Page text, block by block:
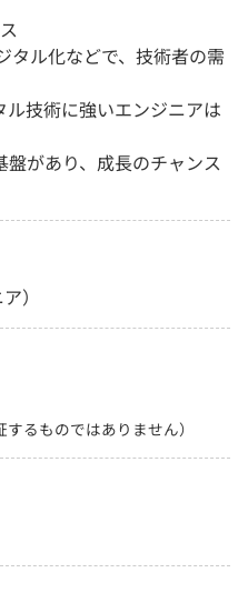
タル化などで、技術者の需
技術に強いエンジニアは
があり、成長のチャンス
）
るものではありません）